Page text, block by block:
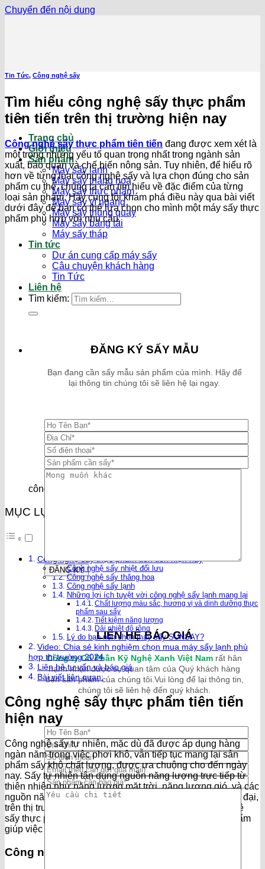
Chuyển đến nội dung
Trang chủ
Giới thiệu
Sản phẩm
Máy sấy lạnh
Máy sấy thăng hoa
Máy sấy thực phẩm
Máy sấy vĩ ngang
Máy sấy thùng quay
Máy sấy băng tải
Máy sấy tháp
Tin tức
Dự án cung cấp máy sấy
Câu chuyện khách hàng
Tin Tức
Liên hệ
Tìm kiếm:
ĐĂNG KÝ SẤY MẪU
Bạn đang cần sấy mẫu sản phẩm của mình. Hãy để
lại thông tin chúng tôi sẽ liên hệ lại ngay.
LIÊN HỆ BÁO GIÁ
Công ty Cổ Phần Kỹ Nghệ Xanh Việt Nam rất hân
hạnh nhận được sự quan tâm của Quý khách hàng
đến sản phẩm của chúng tôi.Vui lòng để lại thông tin,
chúng tôi sẽ liên hệ đến quý khách.
Tin Tức, Công nghệ sấy
Tìm hiểu công nghệ sấy thực phẩm
tiên tiến trên thị trường hiện nay
Công nghệ sấy thực phẩm tiên tiến đang được xem xét là
một trong những yếu tố quan trọng nhất trong ngành sản
xuất, bảo quản và chế biến nông sản. Tuy nhiên, để hiểu rõ
hơn về từng loại công nghệ sấy và lựa chọn đúng cho sản
phẩm cụ thể, chúng ta cần tìm hiểu về đặc điểm của từng
loại sản phẩm. Hãy cùng tôi khám phá điều này qua bài viết
dưới đây để bạn có thể lựa chọn cho mình một máy sấy thực
phẩm phù hợp với nhu cầu.
công nghệ sấy thực phẩm tiên tiến
MỤC LỤC
Công nghệ sấy thực phẩm tiên tiến hiện nay
Công nghệ sấy nhiệt đối lưu
Công nghệ sấy thăng hoa
Công nghệ sấy lạnh
Những lợi ích tuyệt vời công nghệ sấy lạnh mang lại
Chất lượng màu sắc, hương vị và dinh dưỡng thực
phẩm sau sấy
Tiết kiệm năng lượng
Dải nhiệt độ rộng
Lý do bạn nên chọn máy sấy SUNSAY?
Video: Chia sẻ kinh nghiệm chọn mua máy sấy lạnh phù
hợp thị trường 2024
Liên hệ tư vấn và báo giá
Bài viết liên quan:
Công nghệ sấy thực phẩm tiên tiến
hiện nay
Công nghệ sấy tự nhiên, mặc dù đã được áp dụng hàng
ngàn năm trong việc phơi khô, vẫn tiếp tục mang lại sản
phẩm sấy khô chất lượng, được ưa chuộng cho đến ngày
nay. Sấy tự nhiên tận dụng nguồn năng lượng trực tiếp từ
thiên nhiên như năng lượng mặt trời, năng lượng gió, và các
nguồn năng lượng tái tạo khác. Thế giới ngày càng hiện đại,
trên thị trường đã xuất hiện nhiều máy móc và công nghệ
sấy thực phẩm tiên tiến hỗ trợ cho quá trình sấy thực phẩm
giúp việc sấy khô thực phẩm trở nên dễ dàng hơn.
Công nghệ sấy nhiệt đối lưu